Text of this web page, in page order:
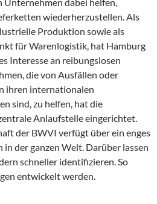
wiederherzustellen. Als
Produktion sowie als
für Warenlogistik, hat Hamburg
Interesse an reibungslosen
die von Ausfällen oder
ihren internationalen
sind, zu helfen, hat die
Anlaufstelle eingerichtet.
der BWVI verfügt über ein enges
der ganzen Welt. Darüber lassen
schneller identifizieren. So
entwickelt werden.